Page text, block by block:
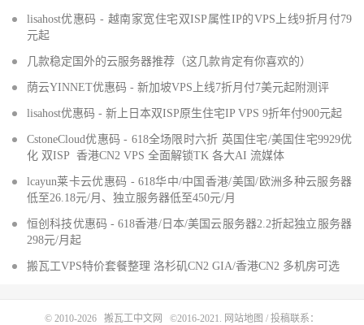
lisahost优惠码 - 越南家宽住宅双ISP属性IP的VPS上线9折月付79
元起
几款稳定国外的云服务器推荐（这几款肯定有你喜欢的）
荫云YINNET优惠码 - 新加坡VPS上线7折月付7美元起附测评
lisahost优惠码 - 新上日本双ISP原生住宅IP VPS 9折年付900元起
CstoneCloud优惠码 - 618全场限时六折 英国住宅/美国住宅9929优
化 双ISP 香港CN2 VPS 全面解锁TK 各大AI 流媒体
lcayun莱卡云优惠码 - 618华中/中国香港/美国/欧洲多种云服务器
低至26.18元/月、独立服务器低至450元/月
恒创科技优惠码 - 618香港/日本/美国云服务器2.2折起独立服务器
298元/月起
搬瓦工VPS特价套餐整理 洛杉矶CN2 GIA/香港CN2 多机房可选
© 2010-2026 搬瓦工中文网 ©2016-2021. 网站地图 / 投稿联系：